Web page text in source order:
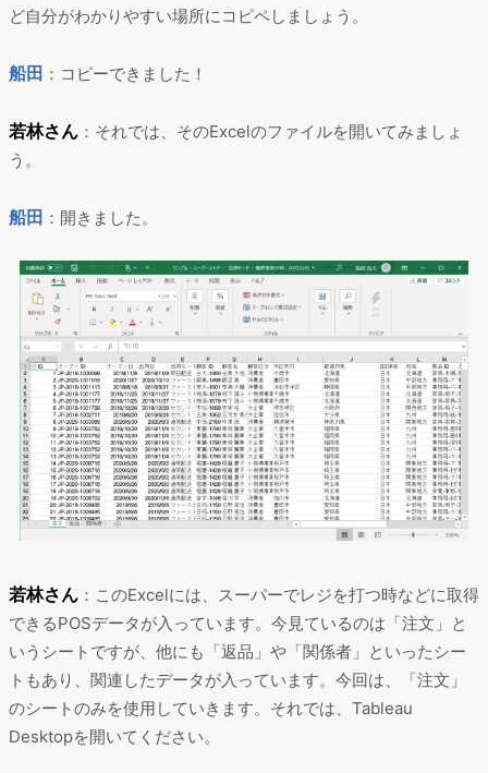
ど自分がわかりやすい場所にコピペしましょう。
船田 ：コピーできました！
若林さん ：それでは、そのExcelのファイルを開いてみましょ
う。
船田 ：開きました。
若林さん ：このExcelには、スーパーでレジを打つ時などに取得
できるPOSデータが入っています。今見ているのは「注文」と
いうシートですが、他にも「返品」や「関係者」といったシー
トもあり、関連したデータが入っています。今回は、「注文」
のシートのみを使用していきます。それでは、Tableau
Desktopを開いてください。